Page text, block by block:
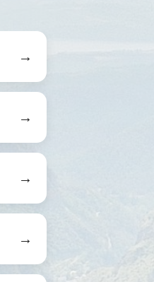
→
→
→
→